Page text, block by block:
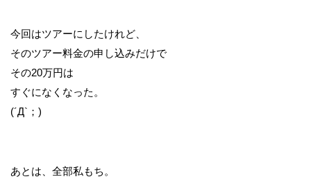
今回はツアーにしたけれど、
そのツアー料金の申し込みだけで
その20万円は
すぐになくなった。
(´Д`；)
あとは、全部私もち。